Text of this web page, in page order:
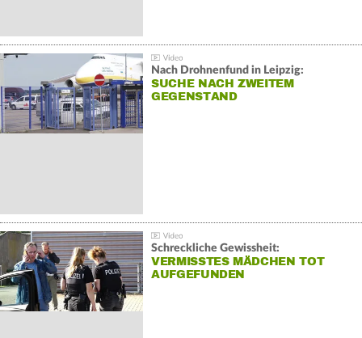
Nach Drohnenfund in Leipzig:
SUCHE NACH ZWEITEM
GEGENSTAND
Schreckliche Gewissheit:
VERMISSTES MÄDCHEN TOT
AUFGEFUNDEN